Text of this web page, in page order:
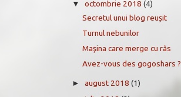
▼octombrie 2018(4)
Secretul unui blog reușit
Turnul nebunilor
Maşina care merge cu râs
Avez-vous des gogoshars ?
►august 2018(1)